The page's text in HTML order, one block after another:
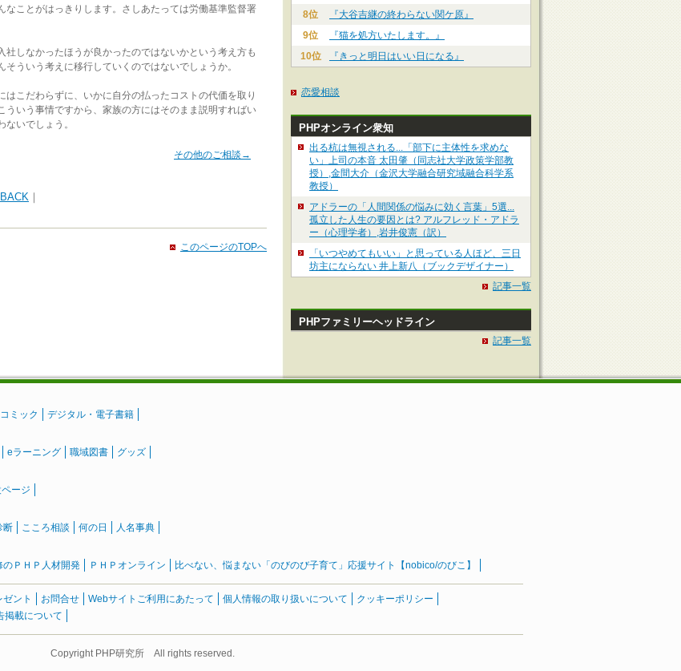
ことがはっきりします。さしあたっては労働基準監督署
しなかったほうが良かったのではないかという考え方も
ういう考えに移行していくのではないでしょうか。
こだわらずに、いかに自分の払ったコストの代価を取り
いう事情ですから、家族の方にはそのまま説明すればい
いでしょう。
その他のご相談→
BACK ｜
このページのTOPへ
8位
『大谷吉継の終わらない関ケ原』
9位
『猫を処方いたします。』
10位
『きっと明日はいい日になる』
恋愛相談
PHPオンライン衆知
出る杭は無視される...「部下に主体性を求めな
い」上司の本音 太田肇（同志社大学政策学部教
授）,金間大介（金沢大学融合研究域融合科学系
教授）
アドラーの「人間関係の悩みに効く言葉」5選...
孤立した人生の要因とは? アルフレッド・アドラ
ー（心理学者）,岩井俊憲（訳）
「いつやめてもいい」と思っている人ほど、三日
坊主にならない 井上新八（ブックデザイナー）
記事一覧
PHPファミリーヘッドライン
記事一覧
コミック デジタル・電子書籍
eラーニング 職域図書 グッズ
ージ
断 こころ相談 何の日 人名事典
のＰＨＰ人材開発 ＰＨＰオンライン 比べない、悩まない「のびのび子育て」応援サイト【nobico/のびこ】
ゼント お問合せ Webサイトご利用にあたって 個人情報の取り扱いについて
クッキーポリシー
掲載について
Copyright PHP研究所 All rights reserved.